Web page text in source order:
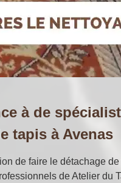
à de
tapis à Avenas
de faire le détachage
de Atelier du